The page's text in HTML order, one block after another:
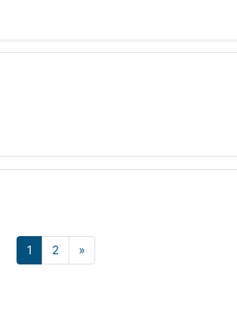
1 (current)
2 »Next